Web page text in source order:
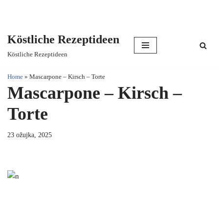
content
Köstliche Rezeptideen
Köstliche Rezeptideen
Home » Mascarpone – Kirsch – Torte
Mascarpone – Kirsch –
Torte
23 ožujka, 2025